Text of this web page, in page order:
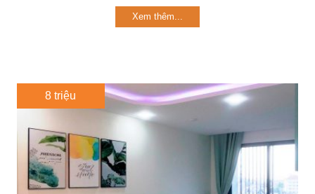
Xem thêm...
8 triệu